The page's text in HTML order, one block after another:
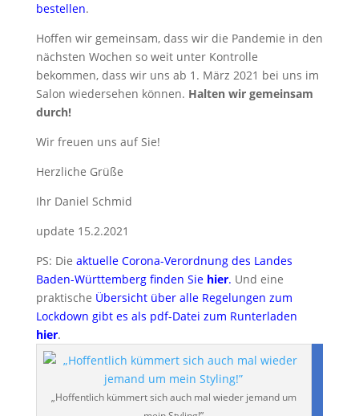
bestellen.
Hoffen wir gemeinsam, dass wir die Pandemie in den
nächsten Wochen so weit unter Kontrolle
bekommen, dass wir uns ab 1. März 2021 bei uns im
Salon wiedersehen können. Halten wir gemeinsam
durch!
Wir freuen uns auf Sie!
Herzliche Grüße
Ihr Daniel Schmid
update 15.2.2021
PS: Die aktuelle Corona-Verordnung des Landes
Baden-Württemberg finden Sie hier. Und eine
praktische Übersicht über alle Regelungen zum
Lockdown gibt es als pdf-Datei zum Runterladen
hier.
„Hoffentlich kümmert sich auch mal wieder jemand um